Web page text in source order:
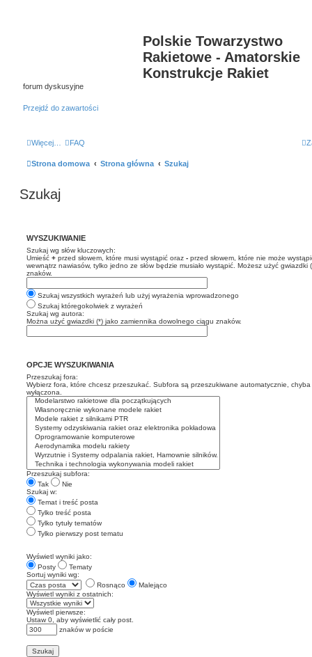
Polskie Towarzystwo
Rakietowe - Amatorskie
Konstrukcje Rakiet
forum dyskusyjne
Przejdź do zawartości
Więcej… FAQ
Strona domowa Strona główna Szukaj
Szukaj
WYSZUKIWANIE
Szukaj wg słów kluczowych:
Umieść + przed słowem, które musi wystąpić oraz - przed słowem, które nie może
wewnątrz nawiasów, tylko jedno ze słów będzie musiało wystąpić. Możesz użyć
znaków.
Szukaj wszystkich wyrażeń lub użyj wyrażenia wprowadzonego
Szukaj któregokolwiek z wyrażeń
Szukaj wg autora:
Można użyć gwiazdki (*) jako zamiennika dowolnego ciągu znaków.
OPCJE WYSZUKIWANIA
Przeszukaj fora:
Wybierz fora, które chcesz przeszukać. Subfora są przeszukiwane automatycznie, chyba
wyłączona.
Przeszukaj subfora:
Tak
Nie
Szukaj w:
Temat i treść posta
Tylko treść posta
Tylko tytuły tematów
Tylko pierwszy post tematu
Wyświetl wyniki jako:
Posty
Tematy
Sortuj wyniki wg:
Rosnąco
Malejąco
Wyświetl wyniki z ostatnich:
Wyświetl pierwsze:
Ustaw 0, aby wyświetlić cały post.
znaków w poście